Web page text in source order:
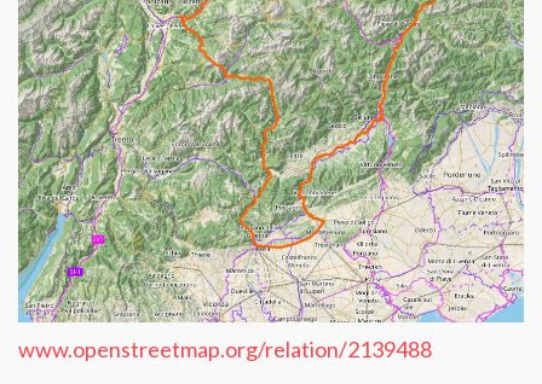
www.openstreetmap.org/relation/2139488